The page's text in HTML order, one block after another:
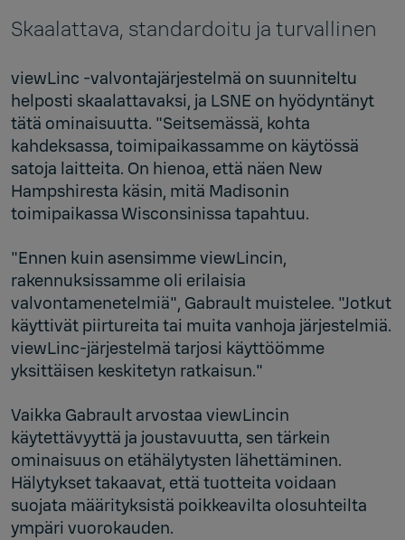
Skaalattava, standardoitu ja turvallinen
viewLinc ‑valvontajärjestelmä on suunniteltu
helposti skaalattavaksi, ja LSNE on hyödyntänyt
tätä ominaisuutta. "Seitsemässä, kohta
kahdeksassa, toimipaikassamme on käytössä
satoja laitteita. On hienoa, että näen New
Hampshiresta käsin, mitä Madisonin
toimipaikassa Wisconsinissa tapahtuu.
"Ennen kuin asensimme viewLincin,
rakennuksissamme oli erilaisia
valvontamenetelmiä", Gabrault muistelee. "Jotkut
käyttivät piirtureita tai muita vanhoja järjestelmiä.
viewLinc-järjestelmä tarjosi käyttöömme
yksittäisen keskitetyn ratkaisun."
Vaikka Gabrault arvostaa viewLincin
käytettävyyttä ja joustavuutta, sen tärkein
ominaisuus on etähälytysten lähettäminen.
Hälytykset takaavat, että tuotteita voidaan
suojata määrityksistä poikkeavilta olosuhteilta
ympäri vuorokauden.